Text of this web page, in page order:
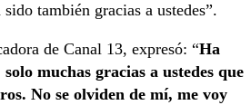
también gracias a ustedes”.
de Canal 13, expresó: “Ha
muchas gracias a ustedes que
No se olviden de mí, me voy